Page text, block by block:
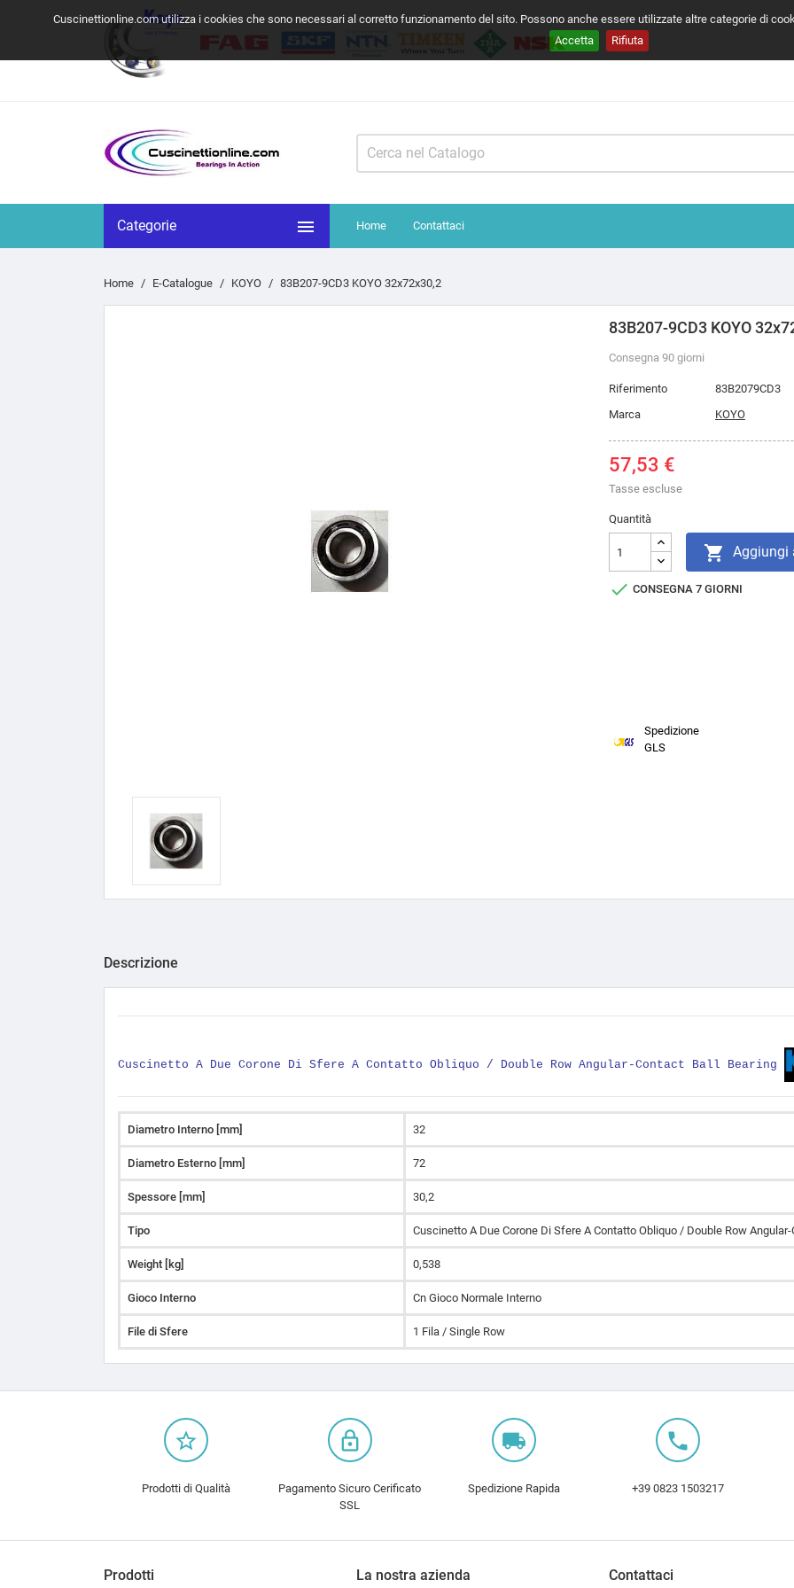
Cuscinettionline.com utilizza i cookies che sono necessari al corretto funzionamento del sito. Possono anche essere utilizzate altre categorie di
Accetta
Rifiuta
Categorie  Home Contattaci
Home E-Catalogue KOYO 83B207-9CD3 KOYO 32x72x30,2
83B207-9CD3 KOYO
Consegna 90 giorni
Riferimento
83B2079CD3
Marca
KOYO
57,53 €
Tasse escluse
Quantità
 Aggiungi
 CONSEGNA 7 GIORNI
Spedizione
GLS
Descrizione
Cuscinetto A Due Corone Di Sfere A Contatto Obliquo / Double Row Angular-Contact Ball Bearing
Diametro Interno [mm] 32
Diametro Esterno [mm] 72
Spessore [mm] 30,2
Tipo Cuscinetto A Due Corone Di Sfere A Contatto Obliquo / Double Row
Weight [kg] 0,538
Gioco Interno Cn Gioco Normale Interno
File di Sfere 1 Fila / Single Row
star_border
Prodotti di Qualità
lock_outline
Pagamento Sicuro Cerificato
SSL
local_shipping
Spedizione Rapida
local_phone
+39 0823 1503217
Prodotti La nostra azienda Contattaci